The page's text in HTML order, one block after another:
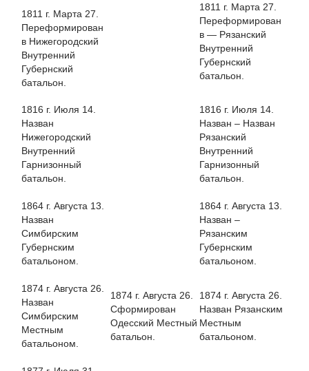
1811 г. Марта 27.
Переформирован
в Нижегородский
Внутренний
Губернский
батальон.
1811 г. Марта 27.
Переформирован
в — Рязанский
Внутренний
Губернский
батальон.
1816 г. Июля 14.
Назван
Нижегородский
Внутренний
Гарнизонный
батальон.
1816 г. Июля 14.
Назван – Назван
Рязанский
Внутренний
Гарнизонный
батальон.
1864 г. Августа 13.
Назван
Симбирским
Губернским
батальоном.
1864 г. Августа 13.
Назван –
Рязанским
Губернским
батальоном.
1874 г. Августа 26.
Назван
Симбирским
Местным
батальоном.
1874 г. Августа 26.
Сформирован
Одесский Местный
батальон.
1874 г. Августа 26.
Назван Рязанским
Местным
батальоном.